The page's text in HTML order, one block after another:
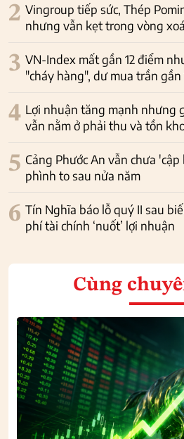
2 Vingroup tiếp sức, Thép
nhưng vẫn kẹt trong vòng
3 VN-Index mất gần 12 điểm
"cháy hàng", dư mua trần gần
4 Lợi nhuận tăng mạnh nhưng
vẫn nằm ở phải thu và tồn
5 Cảng Phước An vẫn chưa
phình to sau nửa năm
6 Tín Nghĩa báo lỗ quý II sau
phí tài chính ‘nuốt’ lợi nhuận
Cùng